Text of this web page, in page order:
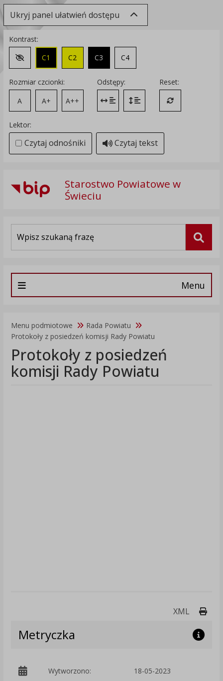
Ukryj panel ułatwień dostępu
Kontrast:
Zmień kontrast na domyślny
C1 C2 C3 C4
Rozmiar czcionki:
A
A+ A++
Odstępy:
Zmień odstęp między literami
Zmień interlinię i margines
Reset:
Przywróć
Lektor:
Czytaj odnośniki Czytaj tekst
Starostwo Powiatowe w
Świeciu
Menu
Menu podmiotowe
Rada Powiatu
Protokoły z posiedzeń komisji Rady Powiatu
Protokoły z posiedzeń
komisji Rady Powiatu
XML
Metryczka
Wytworzono: 18-05-2023